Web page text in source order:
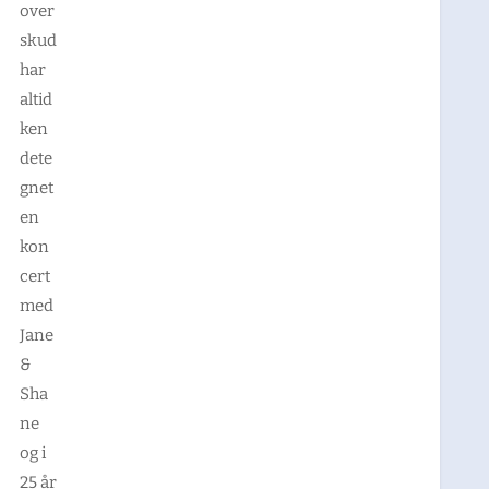
over
skud
har
altid
ken
dete
gnet
en
kon
cert
med
Jane
&
Sha
ne
og i
25 år